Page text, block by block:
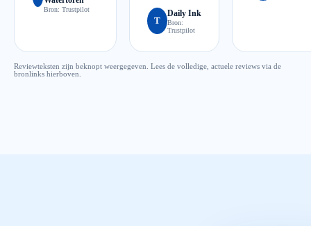
Bron: Trustpilot
T
Daily Ink
Bron:
Trustpilot
Reviewteksten zijn beknopt weergegeven. Lees de volledige, actuele reviews via de
bronlinks hierboven.